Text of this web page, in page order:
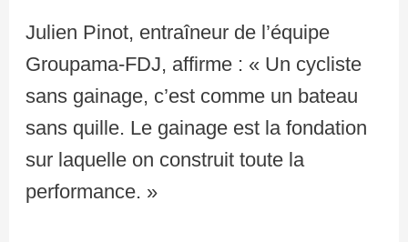
Julien Pinot, entraîneur de l’équipe
Groupama-FDJ, affirme : « Un cycliste
sans gainage, c’est comme un bateau
sans quille. Le gainage est la fondation
sur laquelle on construit toute la
performance. »